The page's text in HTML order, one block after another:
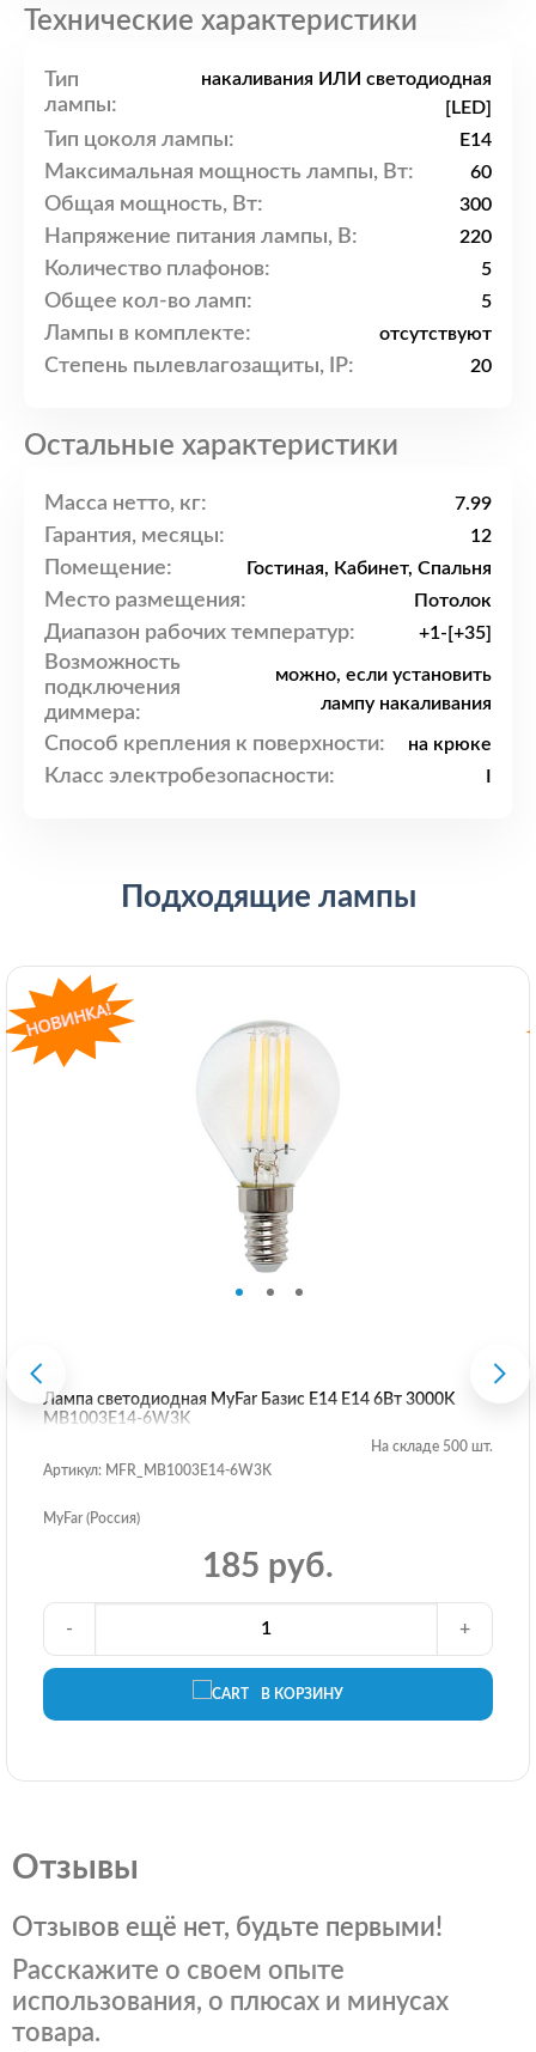
Технические характеристики
Тип
лампы:
накаливания ИЛИ светодиодная
[LED]
Тип цоколя лампы: E14
Максимальная мощность лампы, Вт: 60
Общая мощность, Вт: 300
Напряжение питания лампы, В: 220
Количество плафонов: 5
Общее кол-во ламп: 5
Лампы в комплекте: отсутствуют
Степень пылевлагозащиты, IP: 20
Остальные характеристики
Масса нетто, кг: 7.99
Гарантия, месяцы: 12
Помещение: Гостиная, Кабинет, Спальня
Место размещения: Потолок
Диапазон рабочих температур: +1-[+35]
Возможность
подключения
диммера:
можно, если установить
лампу накаливания
Способ крепления к поверхности: на крюке
Класс электробезопасности:
Подходящие лампы
Лампа светодиодная MyFar Базис E14 E14 6Вт 3000K
MB1003E14-6W3K
На складе 500 шт.
Артикул: MFR_MB1003E14-6W3K
MyFar (Россия)
185 руб.
В КОРЗИНУ
- +
Отзывы
Отзывов ещё нет, будьте первыми!
Расскажите о своем опыте
использования, о плюсах и минусах
товара.